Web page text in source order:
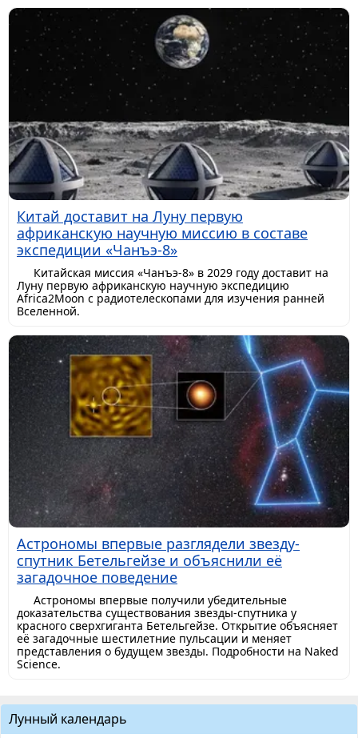
Китай доставит на Луну первую
африканскую научную миссию в составе
экспедиции «Чанъэ-8»
Китайская миссия «Чанъэ-8» в 2029 году доставит на
Луну первую африканскую научную экспедицию
Africa2Moon с радиотелескопами для изучения ранней
Вселенной.
Астрономы впервые разглядели звезду-
спутник Бетельгейзе и объяснили её
загадочное поведение
Астрономы впервые получили убедительные
доказательства существования звезды-спутника у
красного сверхгиганта Бетельгейзе. Открытие объясняет
её загадочные шестилетние пульсации и меняет
представления о будущем звезды. Подробности на Naked
Science.
Лунный календарь